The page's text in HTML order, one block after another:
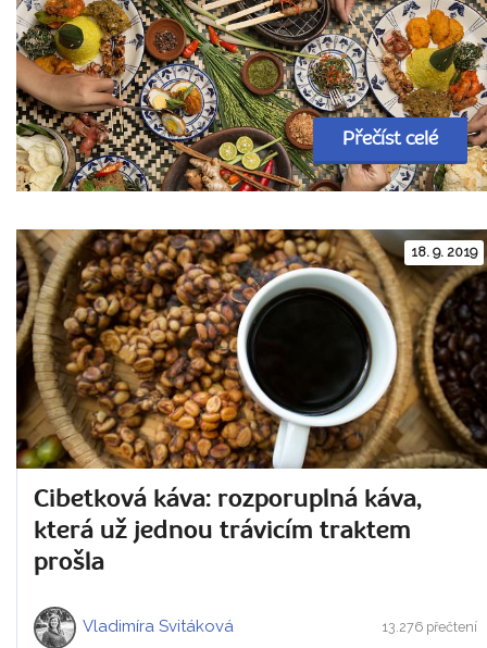
Přečíst celé
18. 9. 2019
Cibetková káva: rozporuplná káva,
která už jednou trávicím traktem
prošla
Vladimíra Svitáková 13.276 přečtení